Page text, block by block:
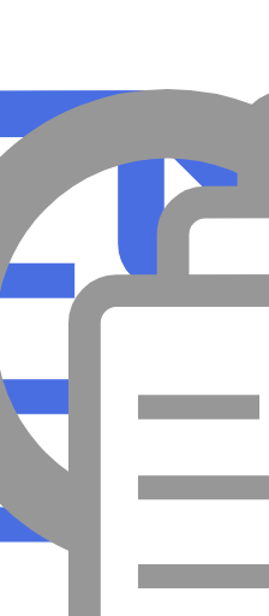
こちらもご覧ください。
飼育方法～ウツボ飼育初